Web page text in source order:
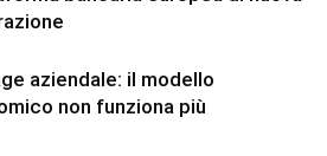
aziendale: il modello
non funziona più